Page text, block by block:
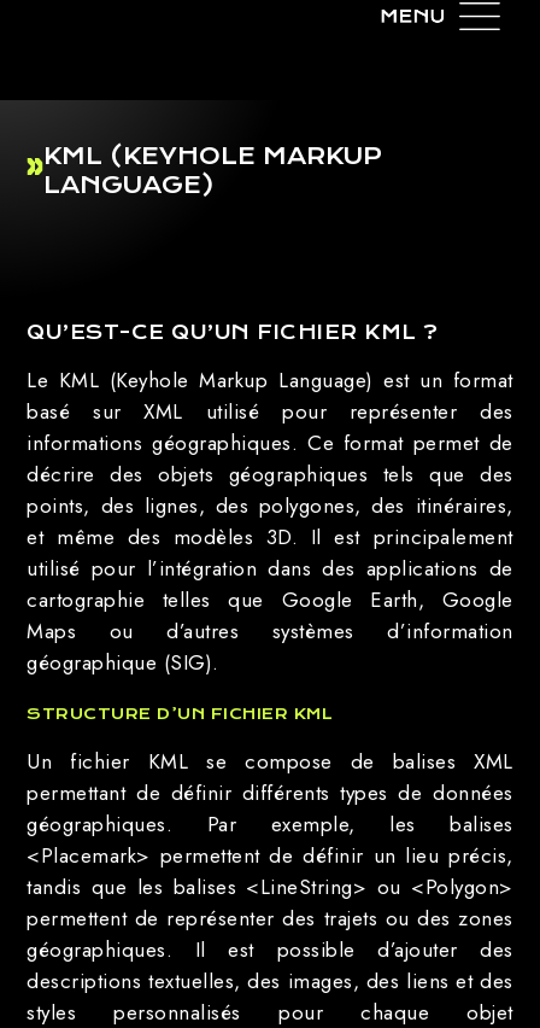
KML (KEYHOLE MARKUP
LANGUAGE)
QU’EST-CE QU’UN FICHIER KML ?
Le KML (Keyhole Markup Language) est un format
basé sur XML utilisé pour représenter des
informations géographiques. Ce format permet de
décrire des objets géographiques tels que des
points, des lignes, des polygones, des itinéraires,
et même des modèles 3D. Il est principalement
utilisé pour l’intégration dans des applications de
cartographie telles que Google Earth, Google
Maps ou d’autres systèmes d’information
géographique (SIG).
STRUCTURE D’UN FICHIER KML
Un fichier KML se compose de balises XML
permettant de définir différents types de données
géographiques. Par exemple, les balises
<Placemark> permettent de définir un lieu précis,
tandis que les balises <LineString> ou <Polygon>
permettent de représenter des trajets ou des zones
géographiques. Il est possible d’ajouter des
descriptions textuelles, des images, des liens et des
styles personnalisés pour chaque objet